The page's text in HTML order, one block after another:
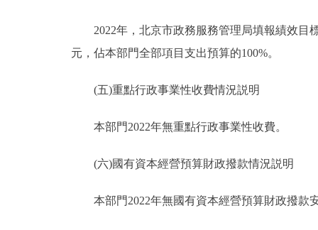
2022年，北京市政務服務管理局填報績效目標
元，佔本部門全部項目支出預算的100%。
(五)重點行政事業性收費情況説明
本部門2022年無重點行政事業性收費。
(六)國有資本經營預算財政撥款情況説明
本部門2022年無國有資本經營預算財政撥款